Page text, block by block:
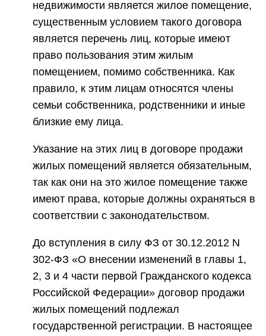
недвижимости является жилое помещение,
существенным условием такого договора
является перечень лиц, которые имеют
право пользования этим жилым
помещением, помимо собственника. Как
правило, к этим лицам относятся члены
семьи собственника, родственники и иные
близкие ему лица.
Указание на этих лиц в договоре продажи
жилых помещений является обязательным,
так как они на это жилое помещение также
имеют права, которые должны охраняться в
соответствии с законодательством.
До вступления в силу ФЗ от 30.12.2012 N
302-ФЗ «О внесении изменений в главы 1,
2, 3 и 4 части первой Гражданского кодекса
Российской Федерации» договор продажи
жилых помещений подлежал
государственной регистрации. В настоящее